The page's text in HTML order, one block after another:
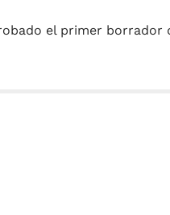
el primer borrador